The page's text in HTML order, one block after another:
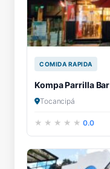
COMIDA RAPIDA
Kompa Parrilla Bar
Tocancipá
0.0